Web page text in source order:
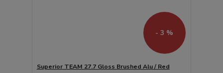
- 3 %
Superior TEAM 27.7 Gloss Brushed Alu / Red